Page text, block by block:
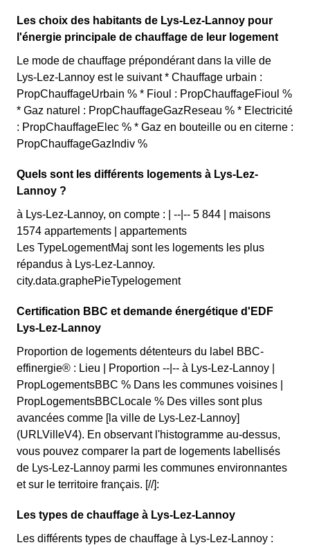
Les choix des habitants de Lys-Lez-Lannoy pour
l'énergie principale de chauffage de leur logement
Le mode de chauffage prépondérant dans la ville de
Lys-Lez-Lannoy est le suivant * Chauffage urbain :
PropChauffageUrbain % * Fioul : PropChauffageFioul %
* Gaz naturel : PropChauffageGazReseau % * Electricité
: PropChauffageElec % * Gaz en bouteille ou en citerne :
PropChauffageGazIndiv %
Quels sont les différents logements à Lys-Lez-
Lannoy ?
à Lys-Lez-Lannoy, on compte : | --|-- 5 844 | maisons
1574 appartements | appartements
Les TypeLogementMaj sont les logements les plus
répandus à Lys-Lez-Lannoy.
city.data.graphePieTypelogement
Certification BBC et demande énergétique d'EDF
Lys-Lez-Lannoy
Proportion de logements détenteurs du label BBC-
effinergie® : Lieu | Proportion --|-- à Lys-Lez-Lannoy |
PropLogementsBBC % Dans les communes voisines |
PropLogementsBBCLocale % Des villes sont plus
avancées comme [la ville de Lys-Lez-Lannoy]
(URLVilleV4). En observant l'histogramme au-dessus,
vous pouvez comparer la part de logements labellisés
de Lys-Lez-Lannoy parmi les communes environnantes
et sur le territoire français. [//]:
Les types de chauffage à Lys-Lez-Lannoy
Les différents types de chauffage à Lys-Lez-Lannoy :